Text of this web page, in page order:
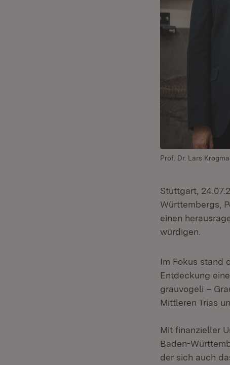
Prof. Dr. Lars
Stuttgart,
Württembergs,
einen
würdigen.
Im Fokus stand
Entdeckung
grauvogeli –
Mittleren Trias
Mit finanzieller
Baden-
der sich auch